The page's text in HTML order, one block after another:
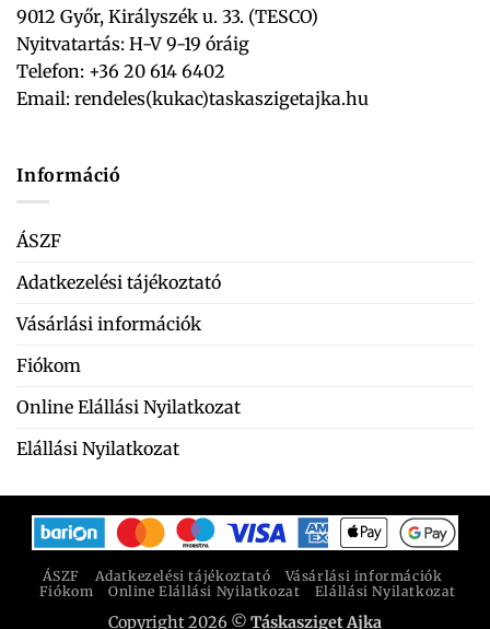
9012 Győr, Királyszék u. 33. (TESCO)
Nyitvatartás: H-V 9-19 óráig
Telefon: +36 20 614 6402
Email: rendeles(kukac)taskaszigetajka.hu
Információ
ÁSZF
Adatkezelési tájékoztató
Vásárlási információk
Fiókom
Online Elállási Nyilatkozat
Elállási Nyilatkozat
ÁSZF Adatkezelési tájékoztató
Vásárlási információk
Fiókom
Online Elállási Nyilatkozat Elállási Nyilatkozat
Copyright 2026 © Táskasziget Ajka